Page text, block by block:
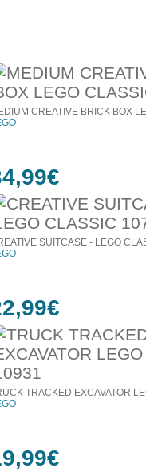
CREATIVE BRICK BOX
SUITCASE - LEGO
TRACKED EXCAVATOR